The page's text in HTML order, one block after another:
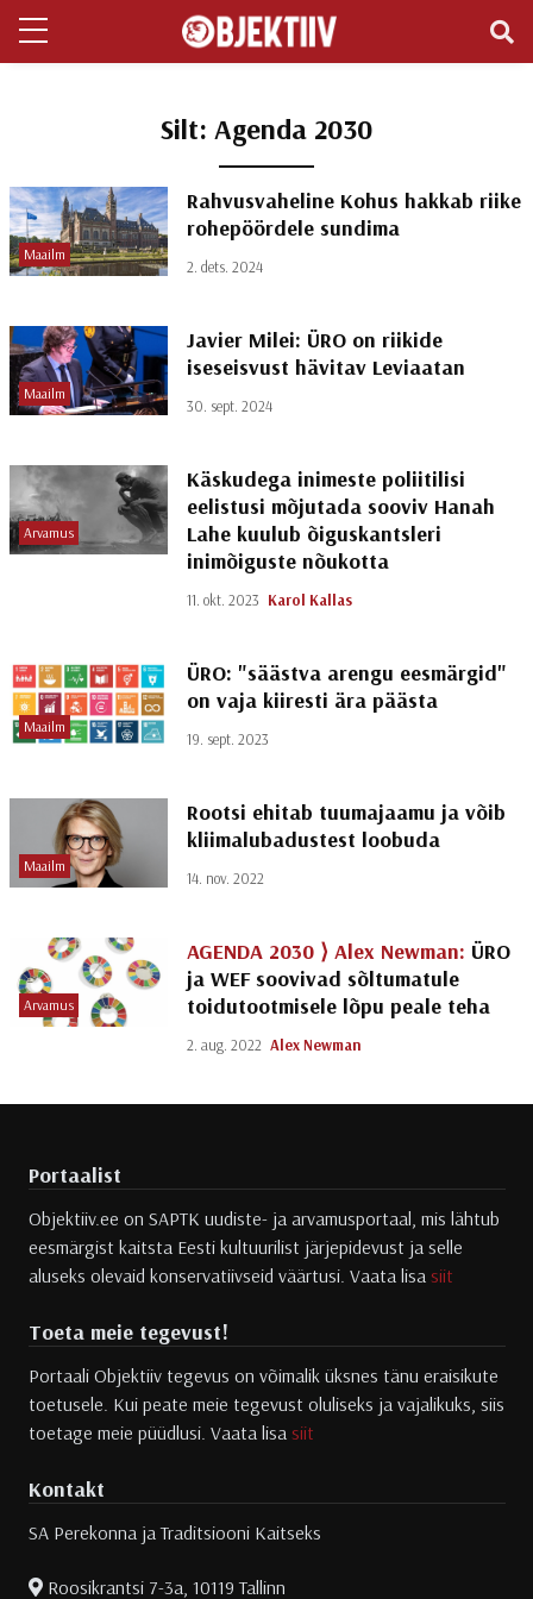
Silt: Agenda 2030
Maailm
Rahvusvaheline Kohus hakkab riike
rohepöördele sundima
2. dets. 2024
Maailm
Javier Milei: ÜRO on riikide
iseseisvust hävitav Leviaatan
30. sept. 2024
Arvamus
Käskudega inimeste poliitilisi
eelistusi mõjutada sooviv Hanah
Lahe kuulub õiguskantsleri
inimõiguste nõukotta
11. okt. 2023 Karol Kallas
Maailm
ÜRO: "säästva arengu eesmärgid"
on vaja kiiresti ära päästa
19. sept. 2023
Maailm
Rootsi ehitab tuumajaamu ja võib
kliimalubadustest loobuda
14. nov. 2022
Arvamus
AGENDA 2030 ⟩ Alex Newman: ÜRO
ja WEF soovivad sõltumatule
toidutootmisele lõpu peale teha
2. aug. 2022 Alex Newman
Portaalist
Objektiiv.ee on SAPTK uudiste- ja arvamusportaal, mis lähtub
eesmärgist kaitsta Eesti kultuurilist järjepidevust ja selle
aluseks olevaid konservatiivseid väärtusi. Vaata lisa siit
Toeta meie tegevust!
Portaali Objektiiv tegevus on võimalik üksnes tänu eraisikute
toetusele. Kui peate meie tegevust oluliseks ja vajalikuks, siis
toetage meie püüdlusi. Vaata lisa siit
Kontakt
SA Perekonna ja Traditsiooni Kaitseks
Roosikrantsi 7-3a, 10119 Tallinn